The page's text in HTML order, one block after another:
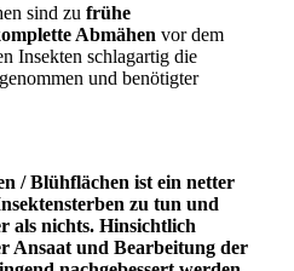
sind zu frühe
Abmähen vor dem
Insekten schlagartig die
und benötigter
/ Blühflächen ist ein netter
zu tun und
als nichts. Hinsichtlich
Ansaat und Bearbeitung der